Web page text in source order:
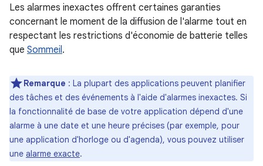
Les alarmes inexactes offrent certaines garanties
concernant le moment de la diffusion de l'alarme tout en
respectant les restrictions d'économie de batterie telles
que Sommeil.
Remarque : La plupart des applications peuvent planifier
des tâches et des événements à l'aide d'alarmes inexactes. Si
la fonctionnalité de base de votre application dépend d'une
alarme à une date et une heure précises (par exemple, pour
une application d'horloge ou d'agenda), vous pouvez utiliser
une alarme exacte.